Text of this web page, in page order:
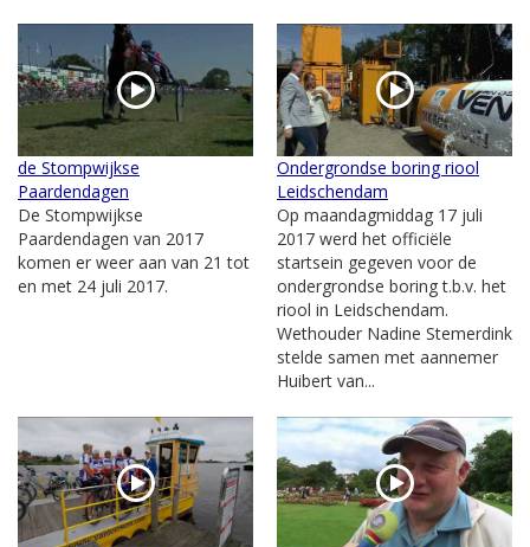
de Stompwijkse
Paardendagen
De Stompwijkse
Paardendagen van 2017
komen er weer aan van 21 tot
en met 24 juli 2017.
Ondergrondse boring riool
Leidschendam
Op maandagmiddag 17 juli
2017 werd het officiële
startsein gegeven voor de
ondergrondse boring t.b.v. het
riool in Leidschendam.
Wethouder Nadine Stemerdink
stelde samen met aannemer
Huibert van...